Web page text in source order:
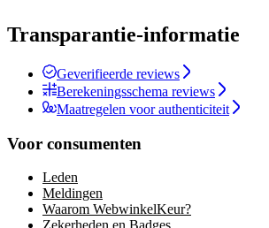
Transparantie-informatie
Geverifieerde reviews
Berekeningsschema reviews
Maatregelen voor authenticiteit
Voor consumenten
Leden
Meldingen
Waarom WebwinkelKeur?